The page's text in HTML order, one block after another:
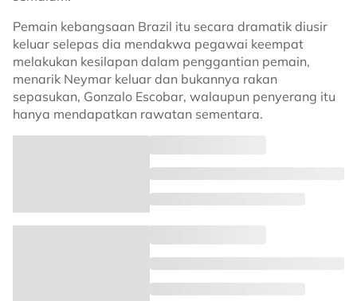
Pemain kebangsaan Brazil itu secara dramatik diusir
keluar selepas dia mendakwa pegawai keempat
melakukan kesilapan dalam penggantian pemain,
menarik Neymar keluar dan bukannya rakan
sepasukan, Gonzalo Escobar, walaupun penyerang itu
hanya mendapatkan rawatan sementara.